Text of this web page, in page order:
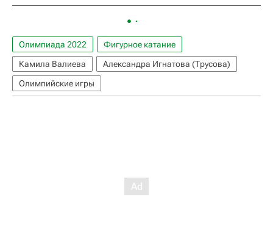
Олимпиада 2022
Фигурное катание
Камила Валиева
Александра Игнатова (Трусова)
Олимпийские игры